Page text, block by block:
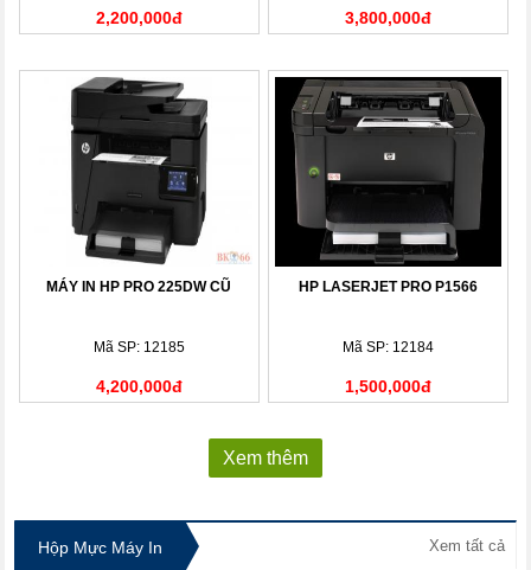
2,200,000đ 3,800,000đ
MÁY IN HP PRO 225DW CŨ
Mã SP: 12185
4,200,000đ
HP LASERJET PRO P1566
Mã SP: 12184
1,500,000đ
Xem thêm
Hộp Mực Máy In Xem tất cả